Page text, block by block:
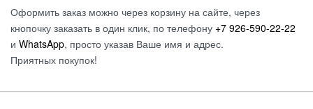
Оформить заказ можно через корзину на сайте, через
кнопочку заказать в один клик, по телефону +7 926-590-22-22
и WhatsApp, просто указав Ваше имя и адрес.
Приятных покупок!